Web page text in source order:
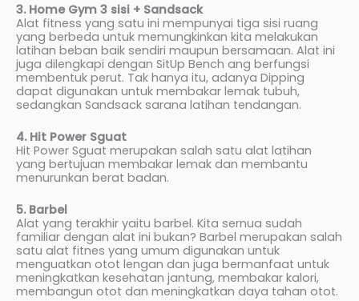
3. Home Gym 3 sisi + Sandsack
Alat fitness yang satu ini mempunyai tiga sisi ruang
yang berbeda untuk memungkinkan kita melakukan
latihan beban baik sendiri maupun bersamaan. Alat ini
juga dilengkapi dengan SitUp Bench ang berfungsi
membentuk perut. Tak hanya itu, adanya Dipping
dapat digunakan untuk membakar lemak tubuh,
sedangkan Sandsack sarana latihan tendangan.
4. Hit Power Sguat
Hit Power Sguat merupakan salah satu alat latihan
yang bertujuan membakar lemak dan membantu
menurunkan berat badan.
5. Barbel
Alat yang terakhir yaitu barbel. Kita sernua sudah
familiar dengan alat ini bukan? Barbel merupakan salah
satu alat fitnes yang umum digunakan untuk
menguatkan otot lengan dan juga bermanfaat untuk
meningkatkan kesehatan jantung, membakar kalori,
membangun otot dan meningkatkan daya tahan otot.